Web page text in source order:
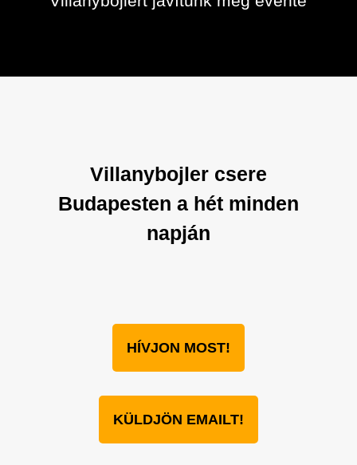
Villanybojler csere
Budapesten a hét minden
napján
HÍVJON MOST!
KÜLDJÖN EMAILT!